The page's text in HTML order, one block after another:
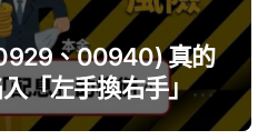
、00940) 真的
「左手換右手」迷